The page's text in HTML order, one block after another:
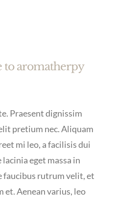
to aromatherpy
Praesent dignissim
pretium nec. Aliquam
mi leo, a facilisis dui
eget massa in
faucibus rutrum velit, et
et. Aenean varius, leo